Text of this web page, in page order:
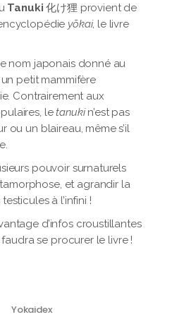
Tanuki 化け狸 provient de
yōkai, le livre
nom japonais donné au
petit mammifère
Contrairement aux
letanukin’est pas
ou un blaireau, même s’il
pouvoir surnaturels
et agrandir la
à l’infini !
d’infos croustillantes
faudra se procurer le livre !
Yokaidex